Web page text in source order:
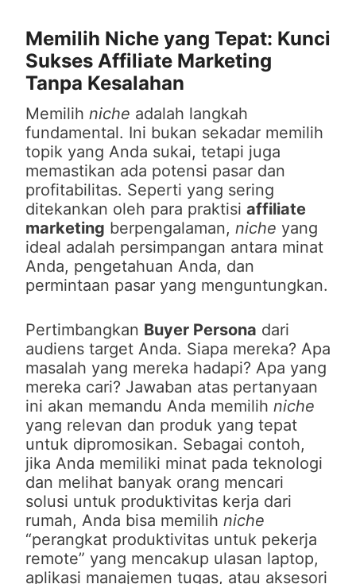
Memilih Niche yang Tepat: Kunci
Sukses Affiliate Marketing
Tanpa Kesalahan
Memilih niche adalah langkah
fundamental. Ini bukan sekadar memilih
topik yang Anda sukai, tetapi juga
memastikan ada potensi pasar dan
profitabilitas. Seperti yang sering
ditekankan oleh para praktisi affiliate
marketing berpengalaman, niche yang
ideal adalah persimpangan antara minat
Anda, pengetahuan Anda, dan
permintaan pasar yang menguntungkan.
Pertimbangkan Buyer Persona dari
audiens target Anda. Siapa mereka? Apa
masalah yang mereka hadapi? Apa yang
mereka cari? Jawaban atas pertanyaan
ini akan memandu Anda memilih niche
yang relevan dan produk yang tepat
untuk dipromosikan. Sebagai contoh,
jika Anda memiliki minat pada teknologi
dan melihat banyak orang mencari
solusi untuk produktivitas kerja dari
rumah, Anda bisa memilih niche
“perangkat produktivitas untuk pekerja
remote” yang mencakup ulasan laptop,
aplikasi manajemen tugas, atau aksesori